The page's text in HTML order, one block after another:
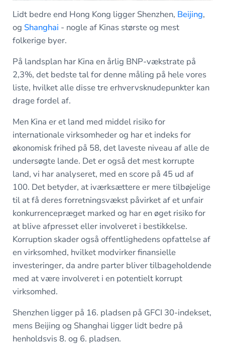
Lidt bedre end Hong Kong ligger Shenzhen, Beijing,
og Shanghai - nogle af Kinas største og mest
folkerige byer.
På landsplan har Kina en årlig BNP-vækstrate på
2,3%, det bedste tal for denne måling på hele vores
liste, hvilket alle disse tre erhvervsknudepunkter kan
drage fordel af.
Men Kina er et land med middel risiko for
internationale virksomheder og har et indeks for
økonomisk frihed på 58, det laveste niveau af alle de
undersøgte lande. Det er også det mest korrupte
land, vi har analyseret, med en score på 45 ud af
100. Det betyder, at iværksættere er mere tilbøjelige
til at få deres forretningsvækst påvirket af et unfair
konkurrencepræget marked og har en øget risiko for
at blive afpresset eller involveret i bestikkelse.
Korruption skader også offentlighedens opfattelse af
en virksomhed, hvilket modvirker finansielle
investeringer, da andre parter bliver tilbageholdende
med at være involveret i en potentielt korrupt
virksomhed.
Shenzhen ligger på 16. pladsen på GFCI 30-indekset,
mens Beijing og Shanghai ligger lidt bedre på
henholdsvis 8. og 6. pladsen.